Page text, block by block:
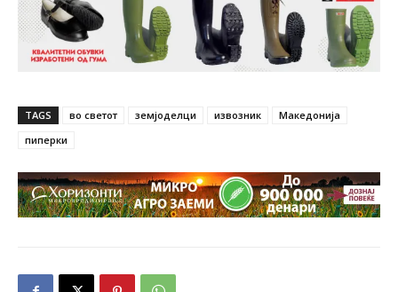
TAGS во светот земјоделци извозник
Македонија
пиперки